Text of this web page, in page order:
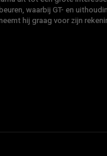
waarbij GT- en
hij graag voor zijn